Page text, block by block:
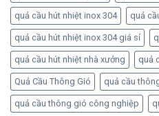
quả cầu hút nhiệt inox 304 quả
quả cầu hút nhiệt inox 304 giá sỉ
quả cầu hút nhiệt nhà xưởng quả
Quả Cầu Thông Gió quả cầu
quả cầu thông gió công nghiệp